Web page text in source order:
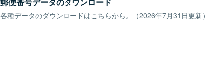
各種データのダウンロードはこちらから。（2026年7月31日更新）